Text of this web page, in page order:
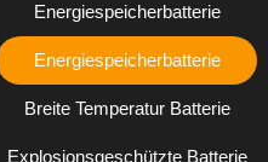
Energiespeicherbatterie
Energiespeicherbatterie
Breite Temperatur Batterie
Explosionsgeschützte Batterie